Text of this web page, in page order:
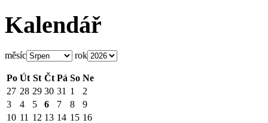
Kalendář
měsíc rok
Po Út St Čt Pá So Ne
27 28 29 30 31 1
2
3
4 5 6 7 8
9
10 11 12 13 14 15 16